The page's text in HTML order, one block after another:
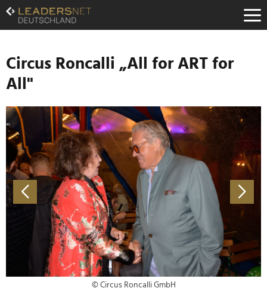
Zum
Inhalt
Zur
Navigation
Zur
Hauptnavigation
Circus Roncalli „All for ART for
All"
© Circus Roncalli GmbH